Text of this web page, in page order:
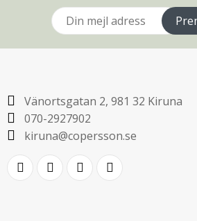
Vänortsgatan 2, 981 32 Kiruna
070-2927902
kiruna@copersson.se